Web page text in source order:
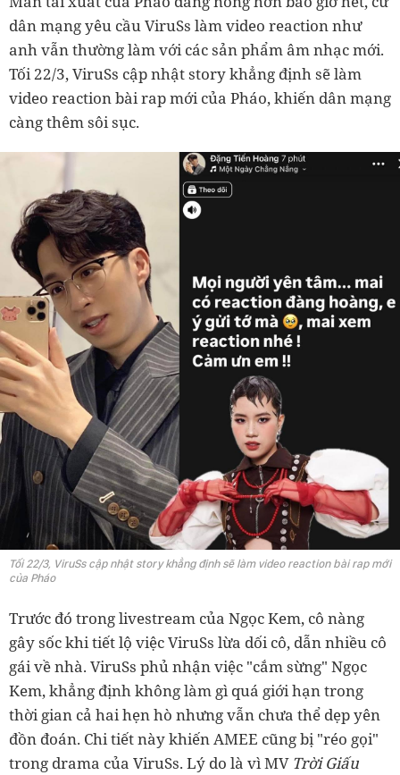
dân mạng yêu cầu ViruSs làm video reaction như
anh vẫn thường làm với các sản phẩm âm nhạc mới.
Tối 22/3, ViruSs cập nhật story khẳng định sẽ làm
video reaction bài rap mới của Pháo, khiến dân mạng
càng thêm sôi sục.
Tối 22/3, ViruSs cập nhật story khẳng định sẽ làm video reaction bài rap mới
của Pháo
Trước đó trong livestream của Ngọc Kem, cô nàng
gây sốc khi tiết lộ việc ViruSs lừa dối cô, dẫn nhiều cô
gái về nhà. ViruSs phủ nhận việc "cắm sừng" Ngọc
Kem, khẳng định không làm gì quá giới hạn trong
thời gian cả hai hẹn hò nhưng vẫn chưa thể dẹp yên
đồn đoán. Chi tiết này khiến AMEE cũng bị "réo gọi"
trong drama của ViruSs. Lý do là vì MV Trời Giấu